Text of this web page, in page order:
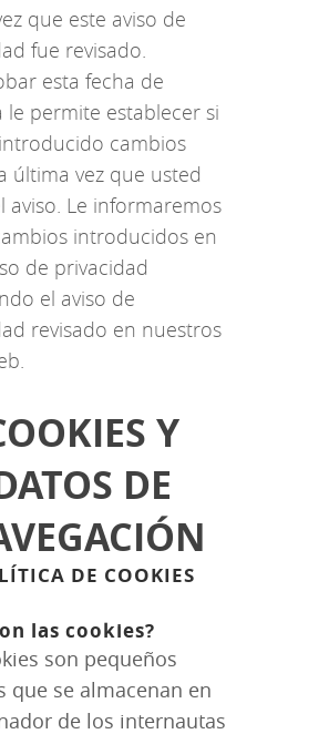
que este aviso de
fue revisado.
esta fecha de
le permite establecer si
cambios
última vez que usted
aviso. Le informaremos
introducidos en
de privacidad
el aviso de
revisado en nuestros
Y
DE
DE COOKIES
las cookies?
son pequeños
que se almacenan en
de los internautas